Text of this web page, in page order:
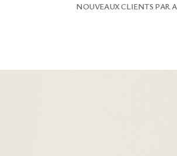
NOUVEAUX CLIENTS PAR